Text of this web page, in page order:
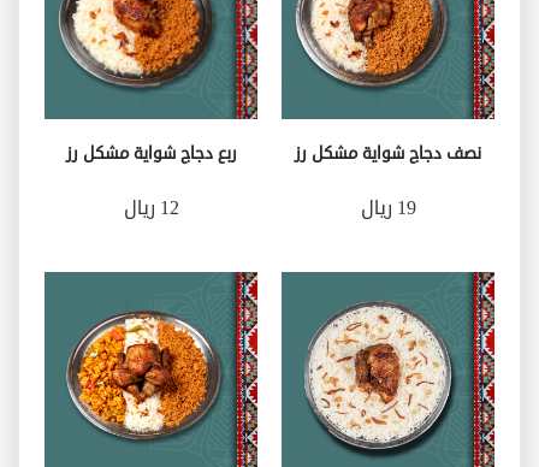
نصف دجاج شواية مشكل رز
19 ريال
ربع دجاج شواية مشكل رز
12 ريال